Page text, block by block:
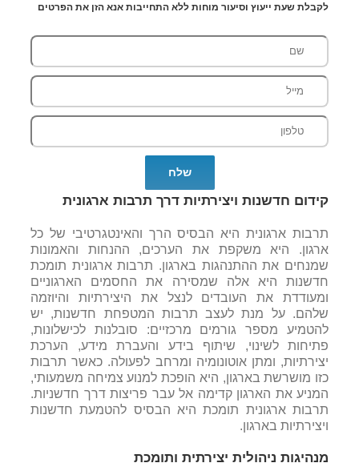
לקבלת שעת ייעוץ וסיעור מוחות ללא התחייבות אנא הזן את הפרטים
קידום חדשנות ויצירתיות דרך תרבות ארגונית
תרבות ארגונית היא הבסיס הרך והאינטגרטיבי של כל
ארגון. היא משקפת את הערכים, ההנחות והאמונות
שמנחים את ההתנהגות בארגון. תרבות ארגונית תומכת
חדשנות היא אלה שמסירה את החסמים הארגוניים
ומעודדת את העובדים לנצל את היצירתיות והיוזמה
שלהם. על מנת לעצב תרבות המטפחת חדשנות, יש
להטמיע מספר גורמים מרכזיים: סובלנות לכישלונות,
פתיחות לשינוי, שיתוף בידע והעברת מידע, הערכת
יצירתיות, ומתן אוטונומיה ומרחב לפעולה. כאשר תרבות
כזו מושרשת בארגון, היא הופכת למנוע צמיחה משמעותי,
המניע את הארגון קדימה אל עבר פריצות דרך חדשניות.
תרבות ארגונית תומכת היא הבסיס להטמעת חדשנות
ויצירתיות בארגון.
מנהיגות ניהולית יצירתית ותומכת